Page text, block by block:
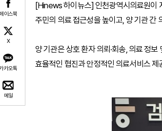
이스북
X
카오톡
메일
[Hinews 하이뉴스] 인천광역시의료원이
주민의 의료 접근성을 높이고, 양 기관 간
양 기관은 상호 환자 의뢰·회송, 의료 정
효율적인 협진과 안정적인 의료서비스 제